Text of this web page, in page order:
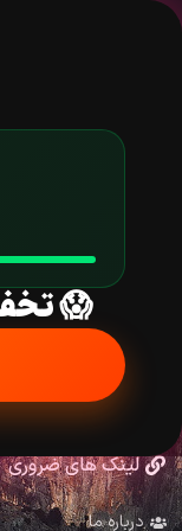
😱
لینک های ضروری
درباره ما